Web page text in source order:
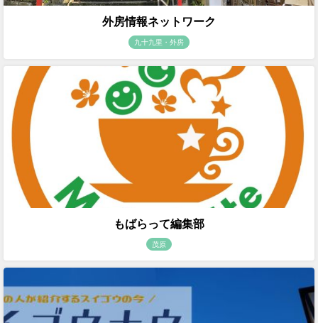
外房情報ネットワーク
九十九里・外房
もばらって編集部
茂原